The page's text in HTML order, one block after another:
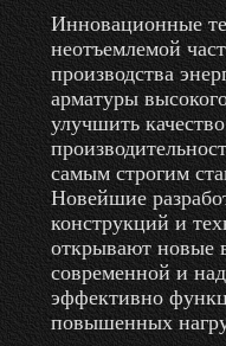
Инновационные
неотъемлемой
производства
арматуры
улучшить
самым строгим
Новейшие
конструкций и
открывают новые
современной и
эффективно
повышенных